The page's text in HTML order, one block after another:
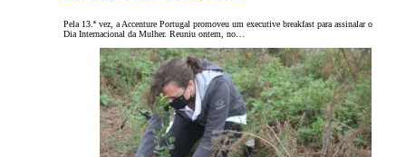
Pela 13.ª vez, a Accenture Portugal promoveu um executive breakfast para assinalar o
Dia Internacional da Mulher. Reuniu ontem, no…